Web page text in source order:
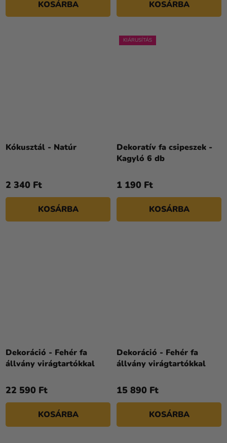
KOSÁRBA KOSÁRBA
Kókusztál - Natúr
2 340 Ft
KOSÁRBA
KIÁRUSÍTÁS
Dekoratív fa csipeszek -
Kagyló 6 db
1 190 Ft
KOSÁRBA
Dekoráció - Fehér fa
állvány virágtartókkal
22 590 Ft
KOSÁRBA
Dekoráció - Fehér fa
állvány virágtartókkal
15 890 Ft
KOSÁRBA